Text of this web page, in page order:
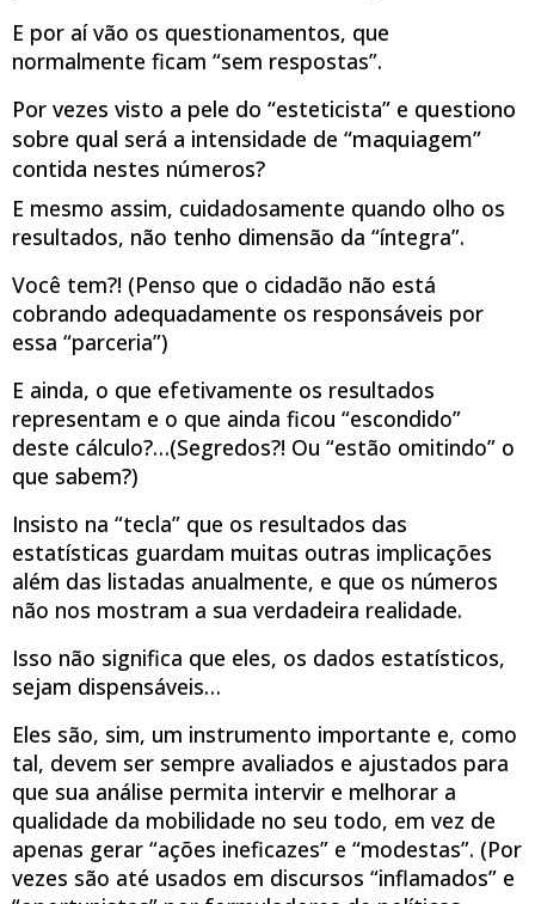
E por aí vão os questionamentos, que
normalmente ficam “sem respostas”.
Por vezes visto a pele do “esteticista” e questiono
sobre qual será a intensidade de “maquiagem”
contida nestes números?
E mesmo assim, cuidadosamente quando olho os
resultados, não tenho dimensão da “íntegra”.
Você tem?! (Penso que o cidadão não está
cobrando adequadamente os responsáveis por
essa “parceria”)
E ainda, o que efetivamente os resultados
representam e o que ainda ficou “escondido”
deste cálculo?…(Segredos?! Ou “estão omitindo” o
que sabem?)
Insisto na “tecla” que os resultados das
estatísticas guardam muitas outras implicações
além das listadas anualmente, e que os números
não nos mostram a sua verdadeira realidade.
Isso não significa que eles, os dados estatísticos,
sejam dispensáveis…
Eles são, sim, um instrumento importante e, como
tal, devem ser sempre avaliados e ajustados para
que sua análise permita intervir e melhorar a
qualidade da mobilidade no seu todo, em vez de
apenas gerar “ações ineficazes” e “modestas”. (Por
vezes são até usados em discursos “inflamados” e